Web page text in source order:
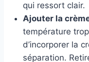
qui ressort clair.
Ajouter la
température
d’incorporer la
séparation.